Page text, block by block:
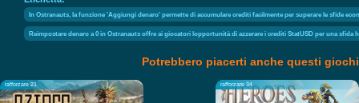
In Ostranauts, la funzione 'Aggiungi denaro' permette di accumulare crediti facilmente per superare le sfide
Reimpostare denaro a 0 in Ostranauts offre ai giocatori lopportunità di azzerare i crediti StatUSD per una sfida
Potrebbero piacerti anche questi giochi
rafforzare 21 rafforzare 34